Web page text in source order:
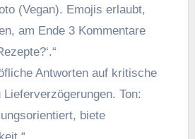
(Vegan). Emojis erlaubt,
a‬m Ende 3 Kommentare
Antworten a‬uf kritische
Ton:
biete